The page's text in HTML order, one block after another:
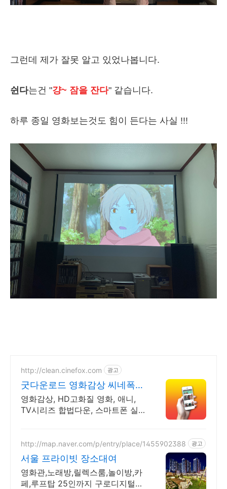
그런데 제가 잘못 알고 있었나봅니다.
쉰다는건 "걍~ 잠을 잔다" 같습니다.
하루 종일 영화보는것도 힘이 든다는 사실 !!!
http://clean.cinefox.com 광고
굿다운로드 영화감상 씨네폭스
최대3만원+10%추가적립
영화감상, HD고화질 영화, 애니,
TV시리즈 합법다운, 스마트폰 실
http://map.naver.com/p/entry/place/1455902388 광고
서울 프라이빗 장소대여
영화관,노래방,릴렉스룸,놀이방,카
페,루프탑 25인까지 구로디지털단